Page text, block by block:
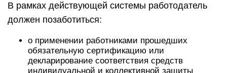
В рамках действующей системы работодатель
должен позаботиться:
о применении работниками прошедших
обязательную сертификацию или
декларирование соответствия средств
индивидуальной и коллективной защиты